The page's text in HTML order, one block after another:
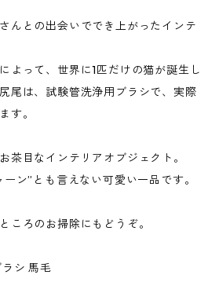
んとの出会いででき上がったインテ
よって、世界に1匹だけの猫が誕生し
尾は、試験管洗浄用ブラシで、実際
す。
茶目なインテリアオブジェクト。
ン”とも言えない可愛い一品です。
ころのお掃除にもどうぞ。
シ 馬毛